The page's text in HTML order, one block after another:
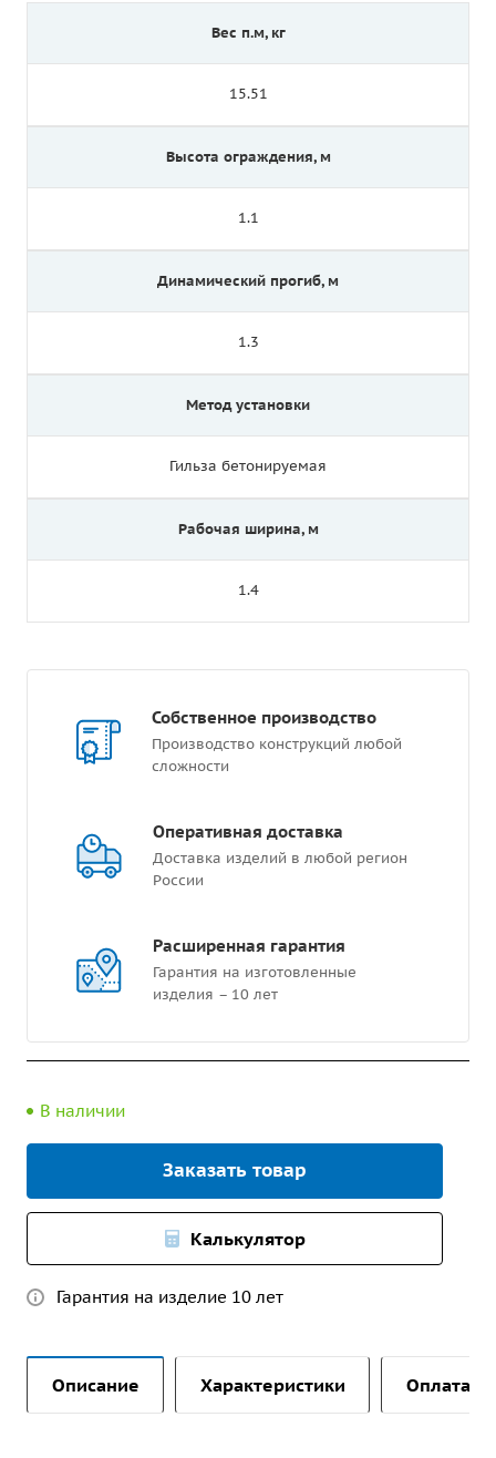
Вес п.м, кг
15.51
Высота ограждения, м
1.1
Динамический прогиб, м
1.3
Метод установки
Гильза бетонируемая
Рабочая ширина, м
1.4
Собственное производство
Производство конструкций любой
сложности
Оперативная доставка
Доставка изделий в любой регион
России
Расширенная гарантия
Гарантия на изготовленные
изделия – 10 лет
В наличии
Заказать товар
Калькулятор
Гарантия на изделие 10 лет
Описание Характеристики Оплата и